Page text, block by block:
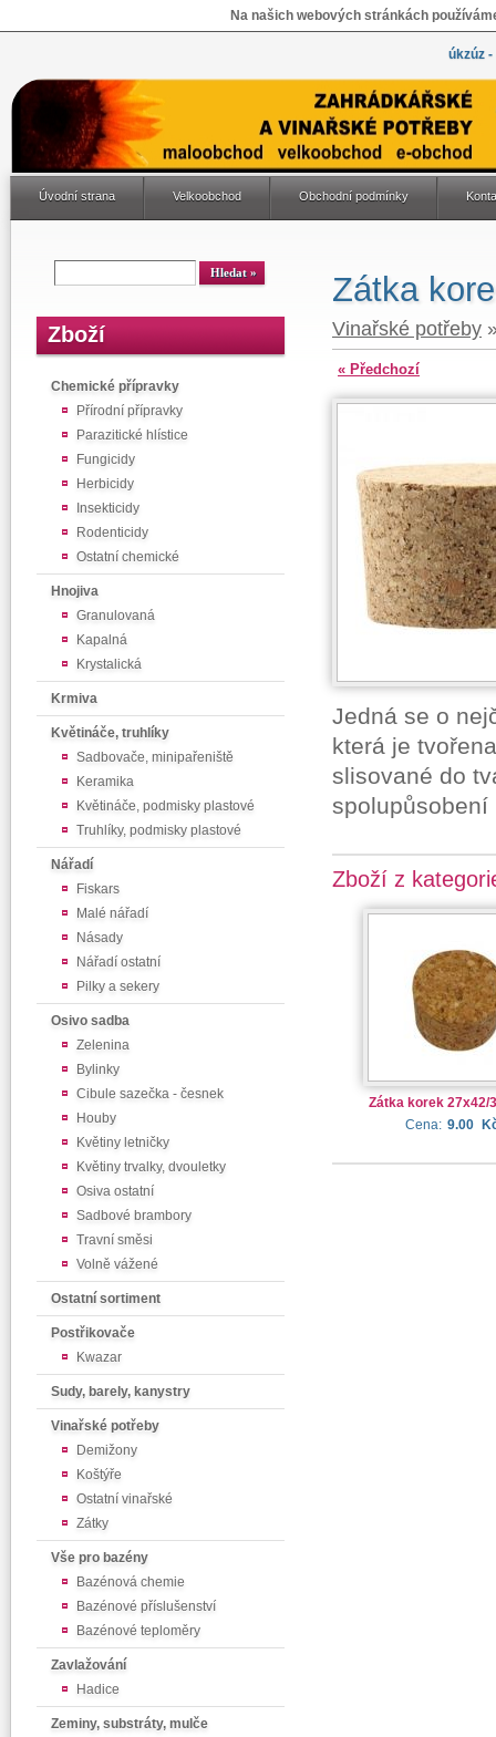
Na našich webových stránkách
úkzúz
Úvodní strana Velkoobchod Obchodní podmínky
Zboží
Chemické přípravky
Přírodní přípravky
Parazitické hlístice
Fungicidy
Herbicidy
Insekticidy
Rodenticidy
Ostatní chemické
Hnojiva
Granulovaná
Kapalná
Krystalická
Krmiva
Květináče, truhlíky
Sadbovače, minipařeniště
Keramika
Květináče, podmisky plastové
Truhlíky, podmisky plastové
Nářadí
Fiskars
Malé nářadí
Násady
Nářadí ostatní
Pilky a sekery
Osivo sadba
Zelenina
Bylinky
Cibule sazečka - česnek
Houby
Květiny letničky
Květiny trvalky, dvouletky
Osiva ostatní
Sadbové brambory
Travní směsi
Volně vážené
Ostatní sortiment
Postřikovače
Kwazar
Sudy, barely, kanystry
Vinařské potřeby
Demižony
Koštýře
Ostatní vinařské
Zátky
Vše pro bazény
Bazénová chemie
Bazénové příslušenství
Bazénové teploměry
Zavlažování
Hadice
Zeminy, substráty, mulče
Zátka
Vinařské potřeby
« Předchozí
Jedná se o
která je
slisované do
spolupůsobení
Zboží z
Zátka korek 27x42/
Cena: 9.00